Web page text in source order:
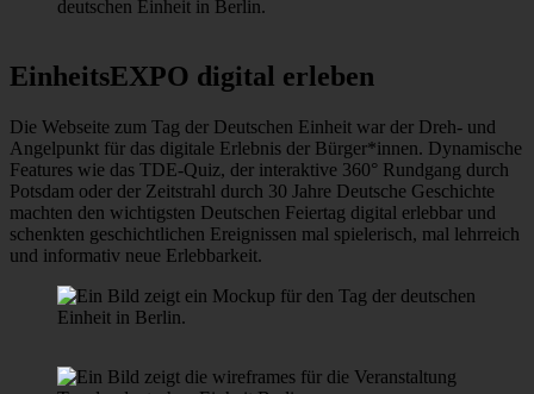
EinheitsEXPO digital erleben
Die Webseite zum Tag der Deutschen Einheit war der Dreh- und
Angelpunkt für das digitale Erlebnis der Bürger*innen. Dynamische
Features wie das TDE-Quiz, der interaktive 360° Rundgang durch
Potsdam oder der Zeitstrahl durch 30 Jahre Deutsche Geschichte
machten den wichtigsten Deutschen Feiertag digital erlebbar und
schenkten geschichtlichen Ereignissen mal spielerisch, mal lehrreich
und informativ neue Erlebbarkeit.